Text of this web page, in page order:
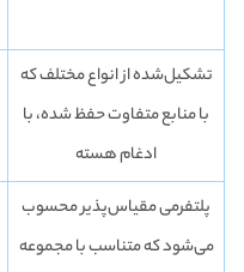
تشکیل‌شده از انواع مختلف که
با منابع متفاوت حفظ شده، با
ادغام هسته
پلتفرمی مقیاس‌پذیر محسوب
می‌شود که متناسب با مجموعه